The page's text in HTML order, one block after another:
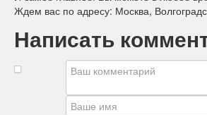
Ждем вас по адресу: Москва,
Написать